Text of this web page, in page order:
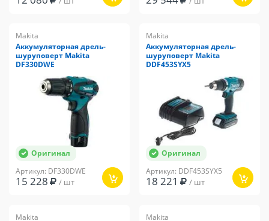
Makita
Аккумуляторная дрель-
шуруповерт Makita
DF330DWE
Оригинал
Артикул: DF330DWE
15 228 / шт
Makita
Аккумуляторная дрель-
шуруповерт Makita
DDF453SYX5
Оригинал
Артикул: DDF453SYX5
18 221 / шт
Makita
Makita